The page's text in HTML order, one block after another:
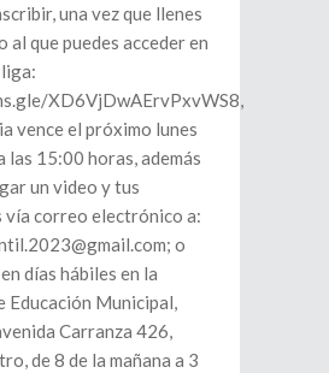
una vez que llenes
al que puedes acceder en
XD6VjDwAErvPxvWS8,
vence el próximo lunes
las 15:00 horas, además
un video y tus
vía correo electrónico a:
o
días hábiles en la
Educación Municipal,
Carranza 426,
de 8 de la mañana a 3